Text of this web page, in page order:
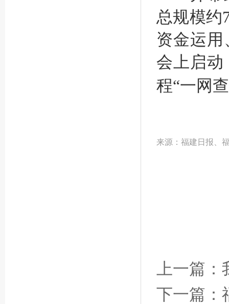
总规模约
资金运用
会上启动
程“一网
来源：福建日报、
上一篇：
下一篇：